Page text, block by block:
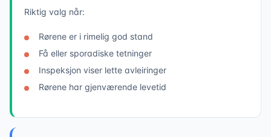
Riktig valg når:
Rørene er i rimelig god stand
Få eller sporadiske tetninger
Inspeksjon viser lette avleiringer
Rørene har gjenværende levetid